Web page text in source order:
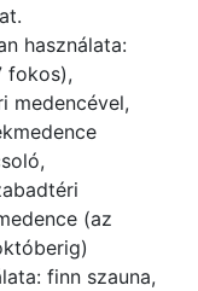
használata:
fokos),
medencével,
(az
finn szauna,